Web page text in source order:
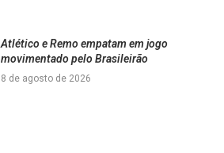
Atlético e Remo empatam em jogo
movimentado pelo Brasileirão
8 de agosto de 2026